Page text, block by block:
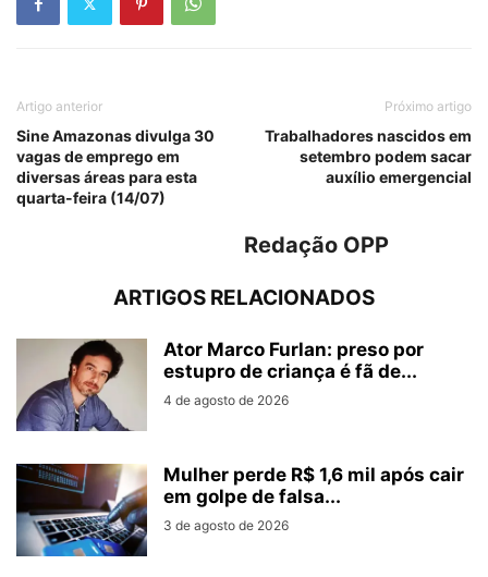
Artigo anterior
Sine Amazonas divulga 30
vagas de emprego em
diversas áreas para esta
quarta-feira (14/07)
Próximo artigo
Trabalhadores nascidos em
setembro podem sacar
auxílio emergencial
Redação OPP
ARTIGOS RELACIONADOS
Ator Marco Furlan: preso por
estupro de criança é fã de...
4 de agosto de 2026
Mulher perde R$ 1,6 mil após cair
em golpe de falsa...
3 de agosto de 2026